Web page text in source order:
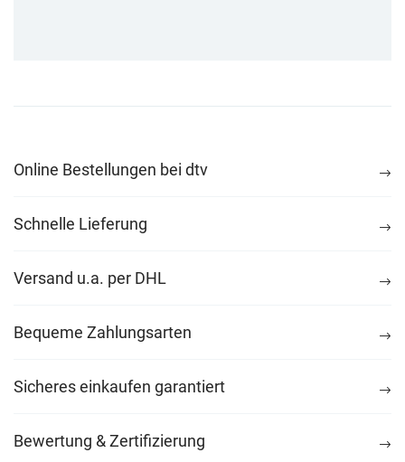
Online Bestellungen bei dtv
Schnelle Lieferung
Versand u.a. per DHL
Bequeme Zahlungsarten
Sicheres einkaufen garantiert
Bewertung & Zertifizierung